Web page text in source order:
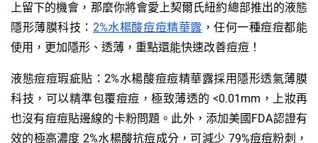
上留下的機會，那麼你將會愛上契爾氏紐約總部推出的液態
隱形薄膜科技： 2%水楊酸痘痘精華露 ，任何一種痘痘都能
使用，更加隱形、透薄，重點還能快速改善痘痘！
液態痘痘瑕疵貼：2%水楊酸痘痘精華露採用隱形透氣薄膜
科技，可以精準包覆痘痘，極致薄透的 <0.01mm，上妝再
也沒有痘痘貼邊線的卡粉問題。此外，添加美國FDA認證有
效的極高濃度 2%水楊酸抗痘成分，可減少 79%痘痘粉刺，